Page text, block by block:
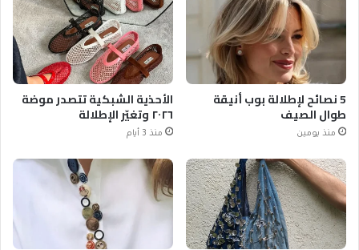
5 نصائح لإطلالة بوب أنيقة
طوال الصيف
منذ يومين
الأحذية الشبكية تتصدر موضة
٢٠٢٦ وتغيّر الإطلالة
منذ 3 أيام